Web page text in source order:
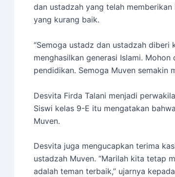
dan ustadzah yang telah
yang kurang baik.
“Semoga ustadz dan ustadzah diberi
menghasilkan generasi Islami.
pendidikan. Semoga Muven semakin
Desvita Firda Talani menjadi
Siswi kelas 9-E itu mengatakan
Muven.
Desvita juga mengucapkan terima
ustadzah Muven. “Marilah kita tetap
adalah teman terbaik,” ujarnya